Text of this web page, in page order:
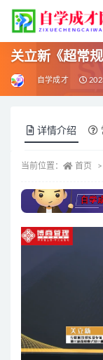
关立新《超常
自学成才
详情介绍
当前位置： 首页